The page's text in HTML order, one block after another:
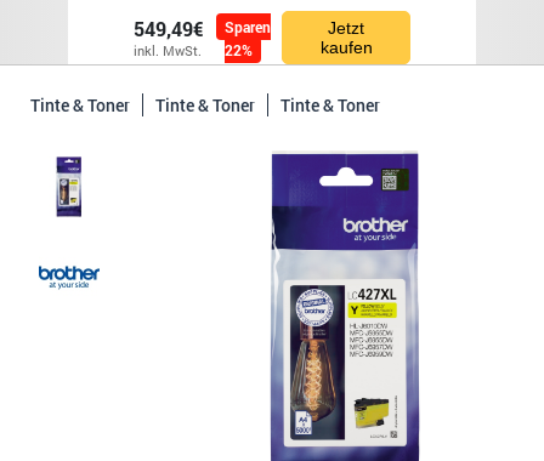
549,49€
inkl. MwSt.
Sparen
22%
Jetzt
kaufen
Tinte & Toner Tinte & Toner Tinte & Toner